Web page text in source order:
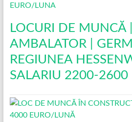
LOCURI DE MUNCĂ |
AMBALATOR |
REGIUNEA
SALARIU 2200-